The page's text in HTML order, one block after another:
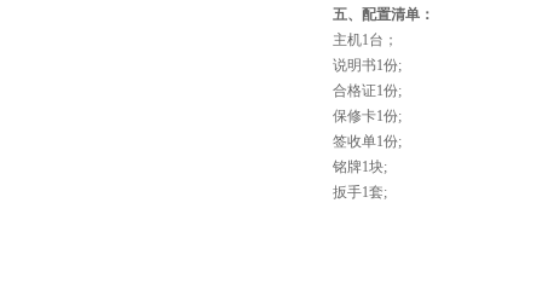
五、配置清单：
主机1台；
说明书1份;
合格证1份;
保修卡1份;
签收单1份;
铭牌1块;
扳手1套;